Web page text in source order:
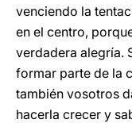
venciendo la
en el centro,
verdadera alegría.
formar parte de la
también vosotros
hacerla crecer y